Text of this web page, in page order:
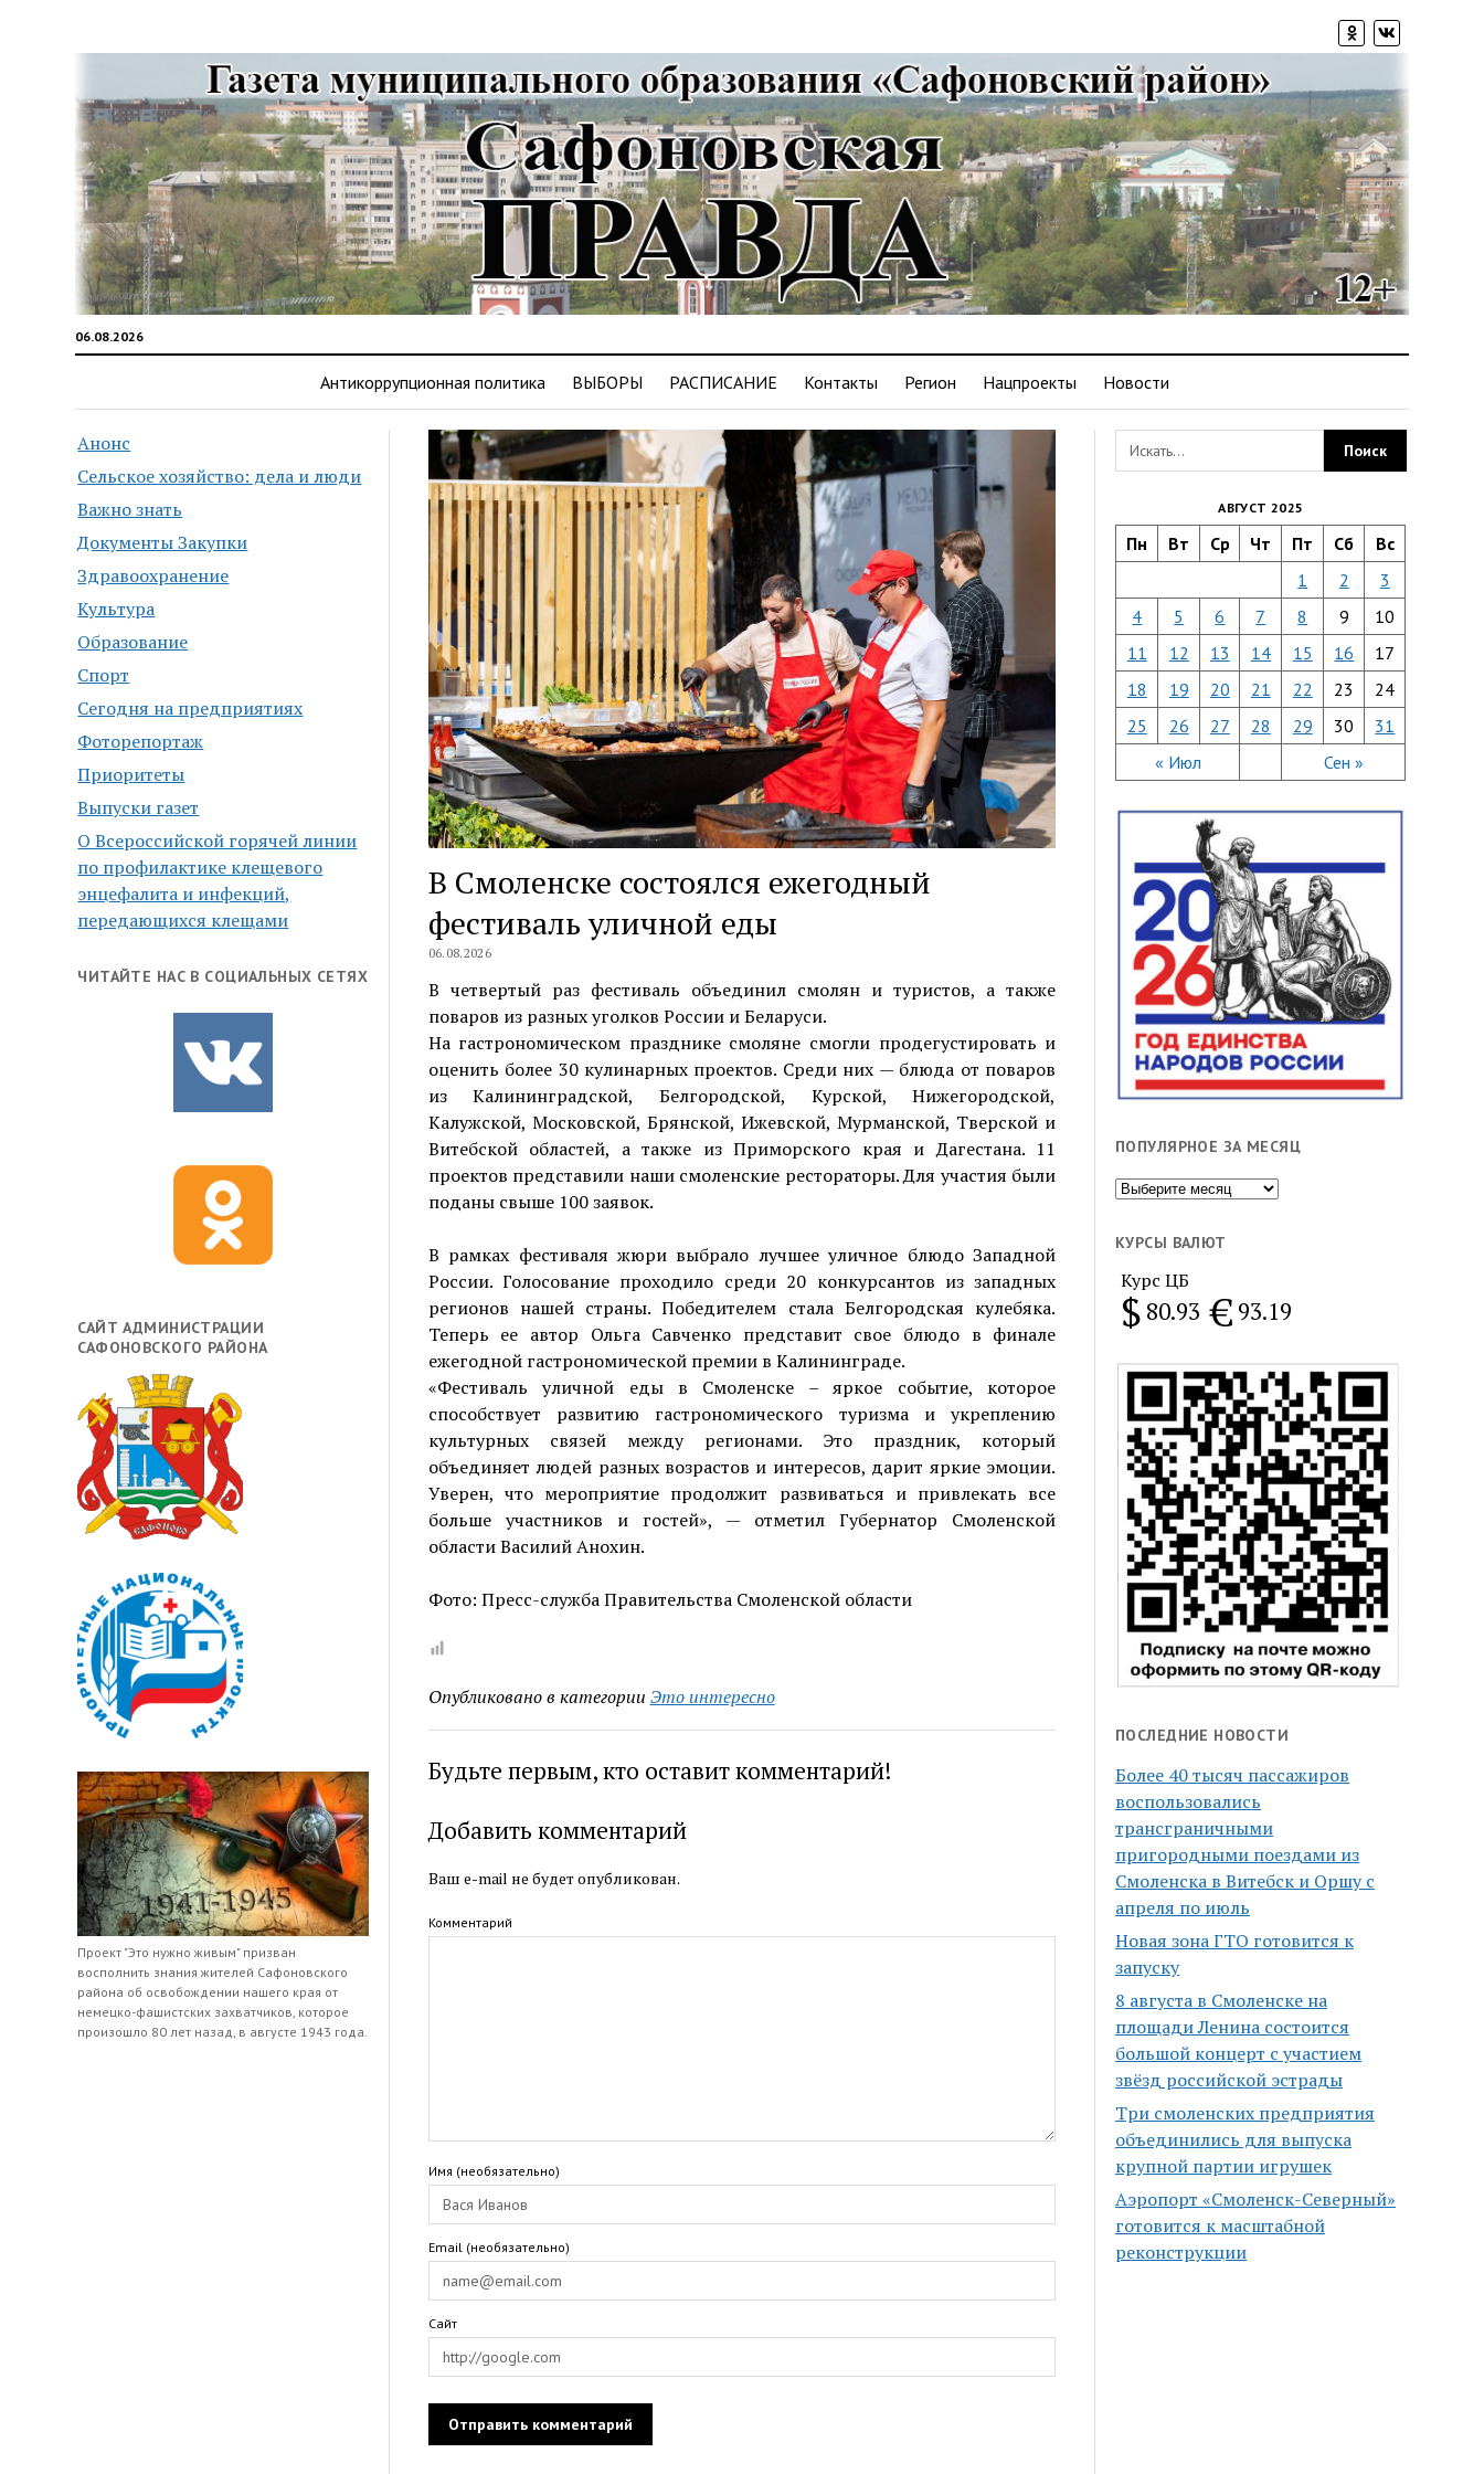
06.08.2026
Антикоррупционная политика ВЫБОРЫ РАСПИСАНИЕ Контакты Регион Нацпроекты Новости
Анонс
Сельское хозяйство: дела и люди
Важно знать
Документы Закупки
Здравоохранение
Культура
Образование
Спорт
Сегодня на предприятиях
Фоторепортаж
Приоритеты
Выпуски газет
О Всероссийской горячей линии
по профилактике клещевого
энцефалита и инфекций,
передающихся клещами
ЧИТАЙТЕ НАС В СОЦИАЛЬНЫХ СЕТЯХ
САЙТ АДМИНИСТРАЦИИ
САФОНОВСКОГО РАЙОНА
Проект "Это нужно живым" призван
восполнить знания жителей Сафоновского
района об освобождении нашего края от
немецко-фашистских захватчиков, которое
произошло 80 лет назад, в августе 1943 года.
В Смоленске состоялся ежегодный
фестиваль уличной еды
06.08.2026
В четвертый раз фестиваль объединил смолян и туристов, а также
поваров из разных уголков России и Беларуси.
На гастрономическом празднике смоляне смогли продегустировать и
оценить более 30 кулинарных проектов. Среди них — блюда от поваров
из Калининградской, Белгородской, Курской, Нижегородской,
Калужской, Московской, Брянской, Ижевской, Мурманской, Тверской и
Витебской областей, а также из Приморского края и Дагестана. 11
проектов представили наши смоленские рестораторы. Для участия были
поданы свыше 100 заявок.
В рамках фестиваля жюри выбрало лучшее уличное блюдо Западной
России. Голосование проходило среди 20 конкурсантов из западных
регионов нашей страны. Победителем стала Белгородская кулебяка.
Теперь ее автор Ольга Савченко представит свое блюдо в финале
ежегодной гастрономической премии в Калининграде.
«Фестиваль уличной еды в Смоленске – яркое событие, которое
способствует развитию гастрономического туризма и укреплению
культурных связей между регионами. Это праздник, который
объединяет людей разных возрастов и интересов, дарит яркие эмоции.
Уверен, что мероприятие продолжит развиваться и привлекать все
больше участников и гостей», — отметил Губернатор Смоленской
области Василий Анохин.
Фото: Пресс-служба Правительства Смоленской области
Опубликовано в категории Это интересно
Будьте первым, кто оставит комментарий!
Добавить комментарий
Ваш e-mail не будет опубликован.
Комментарий
Имя (необязательно)
Email (необязательно)
Сайт
АВГУСТ 2025
Пн Вт Ср Чт Пт Сб Вс
« Июл Сен »
1 2
3
4
5 6 7 8 9
10
11
12 13 14 15 16
17
18
19 20 21 22 23
24
25
26 27 28 29 30 31
ПОПУЛЯРНОЕ ЗА МЕСЯЦ
Популярное
месяц
КУРСЫ ВАЛЮТ
Курс ЦБ
$ 80.93 € 93.19
ПОСЛЕДНИЕ НОВОСТИ
Более 40 тысяч пассажиров
воспользовались
трансграничными
пригородными поездами из
Смоленска в Витебск и Оршу с
апреля по июль
Новая зона ГТО готовится к
запуску
8 августа в Смоленске на
площади Ленина состоится
большой концерт с участием
звёзд российской эстрады
Три смоленских предприятия
объединились для выпуска
крупной партии игрушек
Аэропорт «Смоленск-Северный»
готовится к масштабной
реконструкции